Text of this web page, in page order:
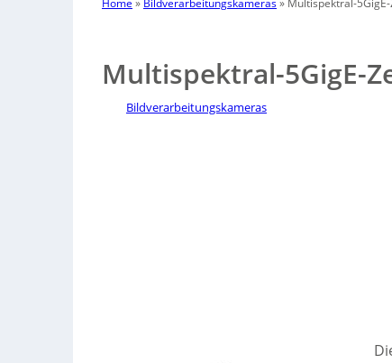
Home » Bildverarbeitungskameras» Multispektral-
Multispektral-5GigE-
Bildverarbeitungskameras